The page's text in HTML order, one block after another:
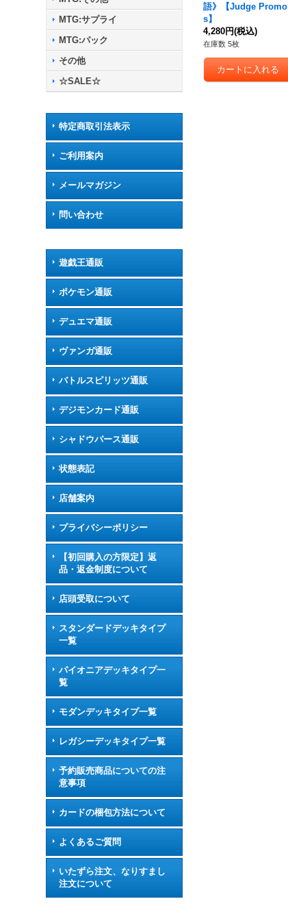
MTG:サプライ
MTG:パック
その他
☆SALE☆
特定商取引法表示
ご利用案内
メールマガジン
問い合わせ
遊戯王通販
ポケモン通販
デュエマ通販
ヴァンガ通販
バトルスピリッツ通販
デジモンカード通販
シャドウバース通販
状態表記
店舗案内
プライバシーポリシー
【初回購入の方限定】返
品・返金制度について
店頭受取について
スタンダードデッキタイプ
一覧
パイオニアデッキタイプ一
覧
モダンデッキタイプ一覧
レガシーデッキタイプ一覧
予約販売商品についての注
意事項
カードの梱包方法について
よくあるご質問
いたずら注文、なりすまし
注文について
語》【Judge Promo
s】
4,280円(税込)
在庫数 5枚